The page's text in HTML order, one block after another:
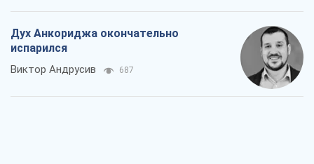
Дух Анкориджа окончательно
испарился
Виктор Андрусив 687